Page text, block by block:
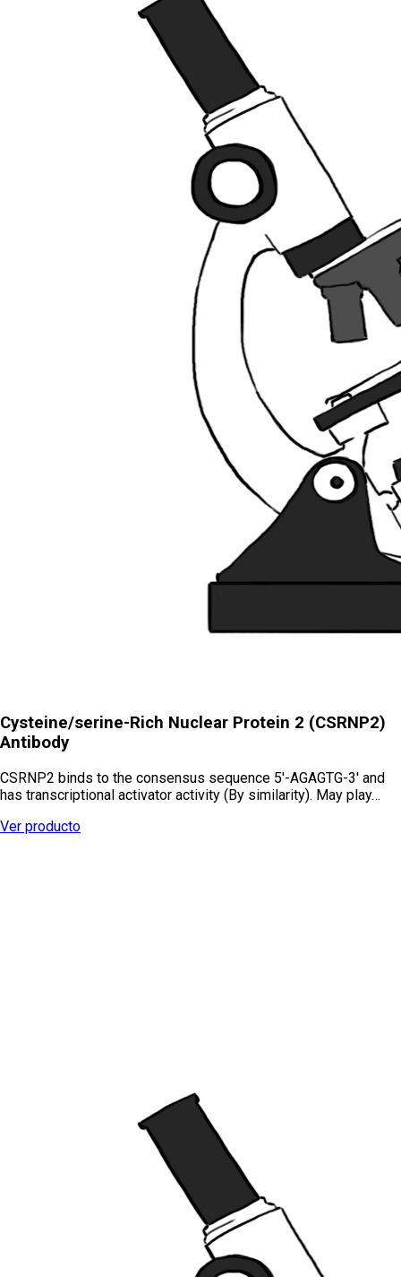
Cysteine/serine-Rich Nuclear Protein 2 (CSRNP2)
Antibody
CSRNP2 binds to the consensus sequence 5'-AGAGTG-3' and
has transcriptional activator activity (By similarity). May play…
Ver producto